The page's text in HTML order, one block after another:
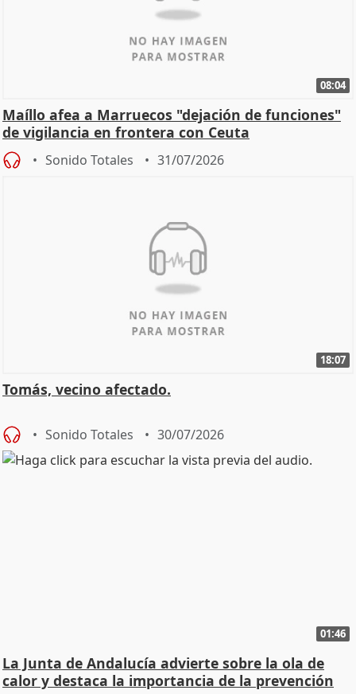
08:04
Maíllo afea a Marruecos "dejación de funciones"
de vigilancia en frontera con Ceuta
Sonido Totales 31/07/2026
18:07
Tomás, vecino afectado.
Sonido Totales 30/07/2026
01:46
La Junta de Andalucía advierte sobre la ola de
calor y destaca la importancia de la prevención